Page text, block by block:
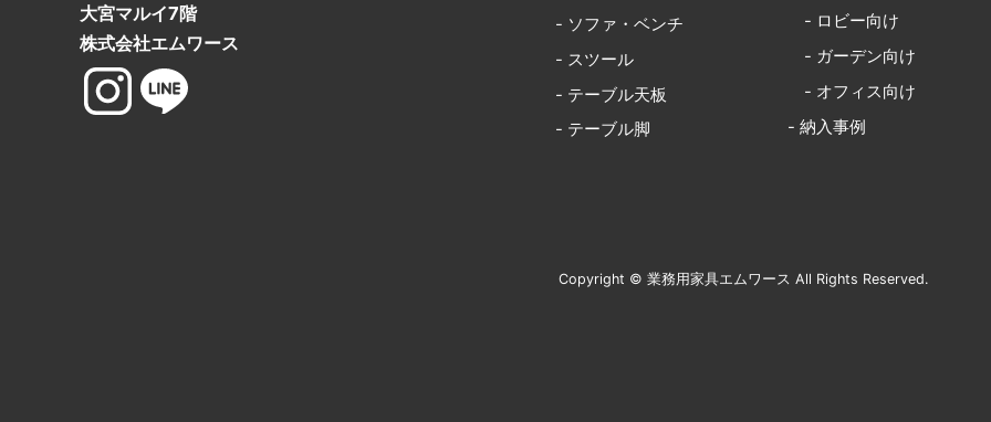
大宮マルイ7階
株式会社エムワース
- ソファ・ベンチ
- スツール
- テーブル天板
- テーブル脚
- ロビー向け
- ガーデン向け
- オフィス向け
- 納入事例
Copyright © 業務用家具エムワース All Rights Reserved.